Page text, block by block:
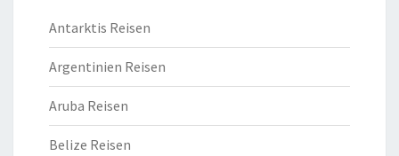
Antarktis Reisen
Argentinien Reisen
Aruba Reisen
Belize Reisen